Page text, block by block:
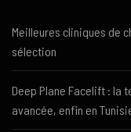
Meilleures cliniques de
sélection
Deep Plane Facelift : la
avancée, enfin en